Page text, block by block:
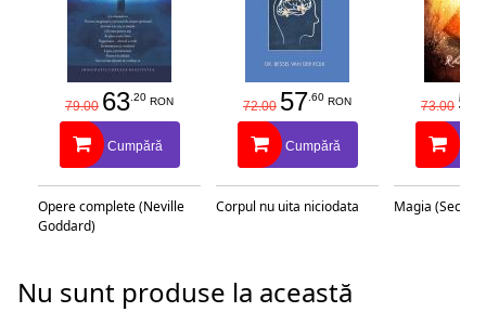
79.00 63.20 RON
Cumpără
Opere complete (Neville
Goddard)
72.00 57.60 RON
Cumpără
Corpul nu uita niciodata
73.00 58
Magia
Nu sunt produse la această